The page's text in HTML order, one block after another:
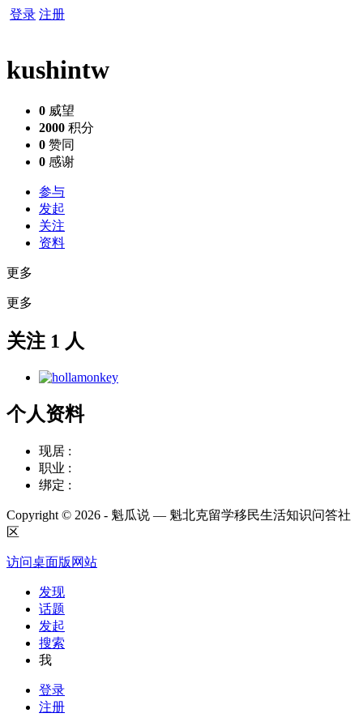
登录 注册
kushintw
0 威望
2000 积分
0 赞同
0 感谢
参与
发起
关注
资料
更多
更多
关注 1 人
个人资料
现居 :
职业 :
绑定 :
Copyright © 2026 - 魁瓜说 — 魁北克留学移民生活知识问答社
区
访问桌面版网站
发现
话题
发起
搜索
我
登录
注册